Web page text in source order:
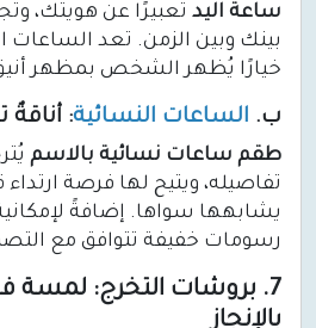
ساعة اليد تعبيرًا عن هويتك،
بينك وبين الزمن. تعد الساعات
خيارًا يُظهر الشخص بمظهر
ب. الساعات النسائية: أناقةٌ
طقم ساعات نسائية بالاسم
تفاصيله، ويتيح لها فرصة
يشابهها سواها. إضافةً
رسومات خفيفة تتوافق مع
7. بروشات التخرج: لمسة
بالإنجاز